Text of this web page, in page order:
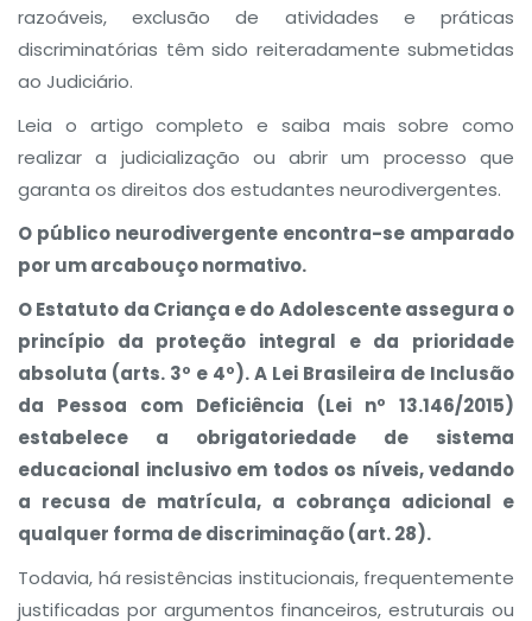
razoáveis, exclusão de atividades e práticas
discriminatórias têm sido reiteradamente submetidas
ao Judiciário.
Leia o artigo completo e saiba mais sobre como
realizar a judicialização ou abrir um processo que
garanta os direitos dos estudantes neurodivergentes.
O público neurodivergente encontra-se amparado
por um arcabouço normativo.
O Estatuto da Criança e do Adolescente assegura o
princípio da proteção integral e da prioridade
absoluta (arts. 3º e 4º). A Lei Brasileira de Inclusão
da Pessoa com Deficiência (Lei nº 13.146/2015)
estabelece a obrigatoriedade de sistema
educacional inclusivo em todos os níveis, vedando
a recusa de matrícula, a cobrança adicional e
qualquer forma de discriminação (art. 28).
Todavia, há resistências institucionais, frequentemente
justificadas por argumentos financeiros, estruturais ou